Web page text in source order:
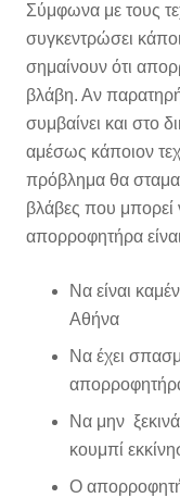
Σύμφωνα με τους
συγκεντρώσει
σημαίνουν ότι
βλάβη. Αν
συμβαίνει και στο
αμέσως κάποιον
πρόβλημα θα
βλάβες που μπορεί
απορροφητήρα
Να είναι
Αθήνα
Να έχει
Να μην
κουμπί
Ο